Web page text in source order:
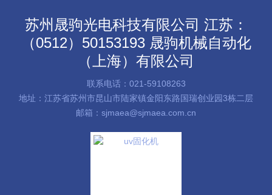
苏州晟驹光电科技有限公司 江苏：
（0512）50153193 晟驹机械自动化
（上海）有限公司
联系电话：021-59108263
地址：江苏省苏州市昆山市陆家镇金阳东路国瑞创业园3栋二层
邮箱：sjmaea@sjmaea.com.cn